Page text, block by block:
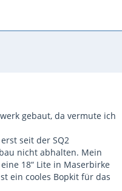
gebaut, da vermute ich
seit der SQ2
nicht abhalten. Mein
18“ Lite in Maserbirke
ein cooles Bopkit für das